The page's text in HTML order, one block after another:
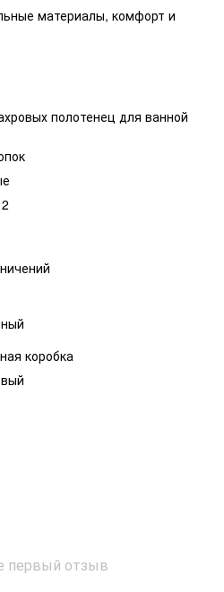
материалы, комфорт и
полотенец для ванной
коробка
первый отзыв